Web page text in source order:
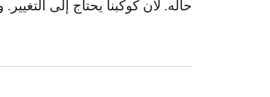
حاله. لأن كوكبنا يحتاج إلى